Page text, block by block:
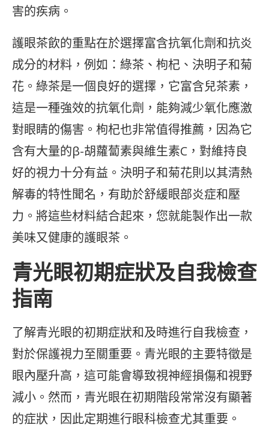
害的疾病。
護眼茶飲的重點在於選擇富含抗氧化劑和抗炎
成分的材料，例如：綠茶、枸杞、決明子和菊
花。綠茶是一個良好的選擇，它富含兒茶素，
這是一種強效的抗氧化劑，能夠減少氧化應激
對眼睛的傷害。枸杞也非常值得推薦，因為它
含有大量的β-胡蘿蔔素與維生素C，對維持良
好的視力十分有益。決明子和菊花則以其清熱
解毒的特性聞名，有助於舒緩眼部炎症和壓
力。將這些材料結合起來，您就能製作出一款
美味又健康的護眼茶。
青光眼初期症狀及自我檢查
指南
了解青光眼的初期症狀和及時進行自我檢查，
對於保護視力至關重要。青光眼的主要特徵是
眼內壓升高，這可能會導致視神經損傷和視野
減小。然而，青光眼在初期階段常常沒有顯著
的症狀，因此定期進行眼科檢查尤其重要。